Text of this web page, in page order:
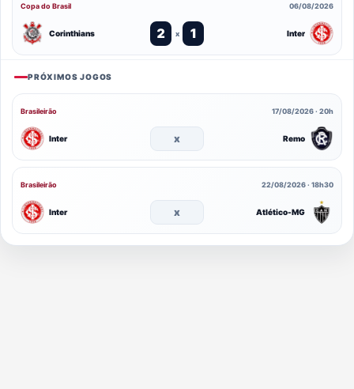
Copa do Brasil 06/08/2026
Corinthians 2 x 1 Inter
PRÓXIMOS JOGOS
Brasileirão 17/08/2026 · 20h
Inter x Remo
Brasileirão 22/08/2026 · 18h30
Inter x Atlético-MG